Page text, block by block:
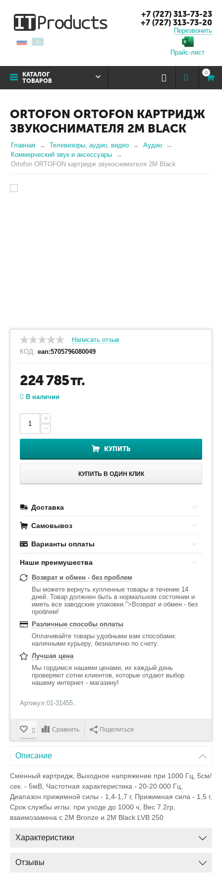
+7 (727) 313-73-23
+7 (727) 313-73-20
Перезвонить
Прайс-лист
КАТАЛОГ
ТОВАРОВ
0
ORTOFON ORTOFON КАРТРИДЖ
ЗВУКОСНИМАТЕЛЯ 2М BLACK
Главная Телевизоры, аудио, видео
Аудио
Коммерческий звук и аксессуары
Ortofon ORTOFON картридж звукоснимателя 2М Black
Написать отзыв
КОД: ean:5705796080049
224 785тг.
В наличии
+
−
КУПИТЬ
КУПИТЬ В ОДИН КЛИК
Доставка
Самовывоз
Варианты оплаты
Наши преимушества
Возврат и обмен - без проблем
Вы можете вернуть купленные товары в течение 14
дней. Товар должнен быть в нормальном состоянии и
иметь все заводские упаковки.">Возврат и обмен - без
проблем!
Различные способы оплаты
Оплачивайте товары удобными вам способами:
наличными курьеру, безналично по счету.
Лучшая цена
Мы гордимся нашими ценами, их каждый день
проверяют сотни клиентов, которые отдают выбор
нашему интернет - магазину!
Артикул:01-31455..
Сравнить Поделиться
Описание
Сменный картридж, Выходное напряжение при 1000 Гц, 5см/
сек. - 5мВ, Частотная характеристика - 20-20.000 Гц,
Диапазон прижимной силы - 1,4-1,7 г, Прижимная сила - 1,5 г,
Срок службы иглы: при уходе до 1000 ч, Вес 7.2гр,
взаимозамена с 2M Bronze и 2M Black LVB 250
Характеристики
Отзывы